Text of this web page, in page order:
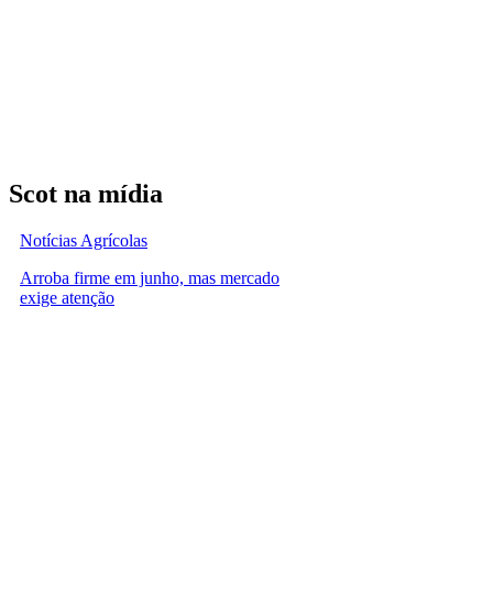
Scot na mídia
Notícias Agrícolas
Arroba firme em junho, mas mercado
exige atenção